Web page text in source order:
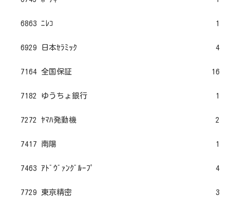
6863 ﾆﾚｺ 1
6929 日本ｾﾗﾐｯｸ 4
7164 全国保証 16
7182 ゆうちょ銀行 1
7272 ﾔﾏﾊ発動機 2
7417 南陽 1
7463 ｱﾄﾞｳﾞｧﾝｸﾞﾙｰﾌﾟ 4
7729 東京精密 3